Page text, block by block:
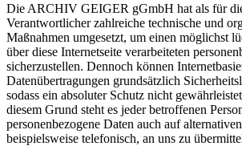
Die ARCHIV GEIGER gGmbH hat als für
Verantwortlicher zahlreiche technische und
Maßnahmen umgesetzt, um einen möglichst
über diese Internetseite verarbeiteten
sicherzustellen. Dennoch können
Datenübertragungen grundsätzlich
sodass ein absoluter Schutz nicht
diesem Grund steht es jeder betroffenen
personenbezogene Daten auch auf
beispielsweise telefonisch, an uns zu